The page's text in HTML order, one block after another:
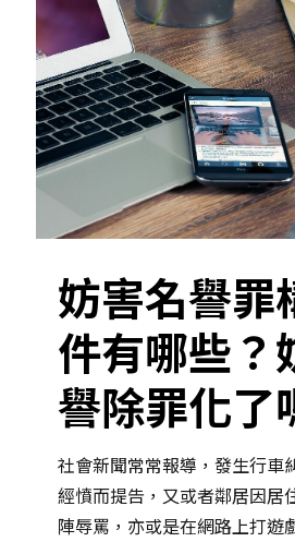
妨害名譽罪
件有哪些？
譽除罪化了
社會新聞常常報導，發生行車
經憤而提告，又或者鄰居因居
陣辱罵，亦或是在網路上打遊